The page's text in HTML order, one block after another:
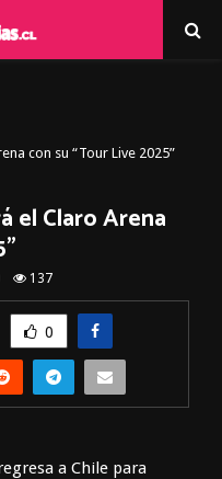
con su “Tour Live 2025”
el Claro Arena
137
0
a Chile para